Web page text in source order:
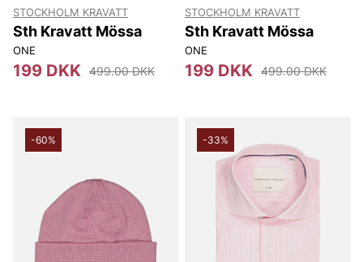
STOCKHOLM KRAVATT
Sth Kravatt Mössa
ONE
199 DKK 499.00 DKK
STOCKHOLM KRAVATT
Sth Kravatt Mössa
ONE
199 DKK 499.00 DKK
-60% -33%